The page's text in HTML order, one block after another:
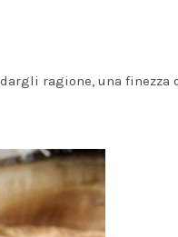
ragione, una finezza